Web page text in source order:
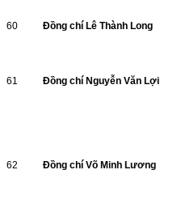
60 Đồng chí Lê Thành Long
61 Đồng chí Nguyễn Văn Lợi
62 Đồng chí Võ Minh Lương